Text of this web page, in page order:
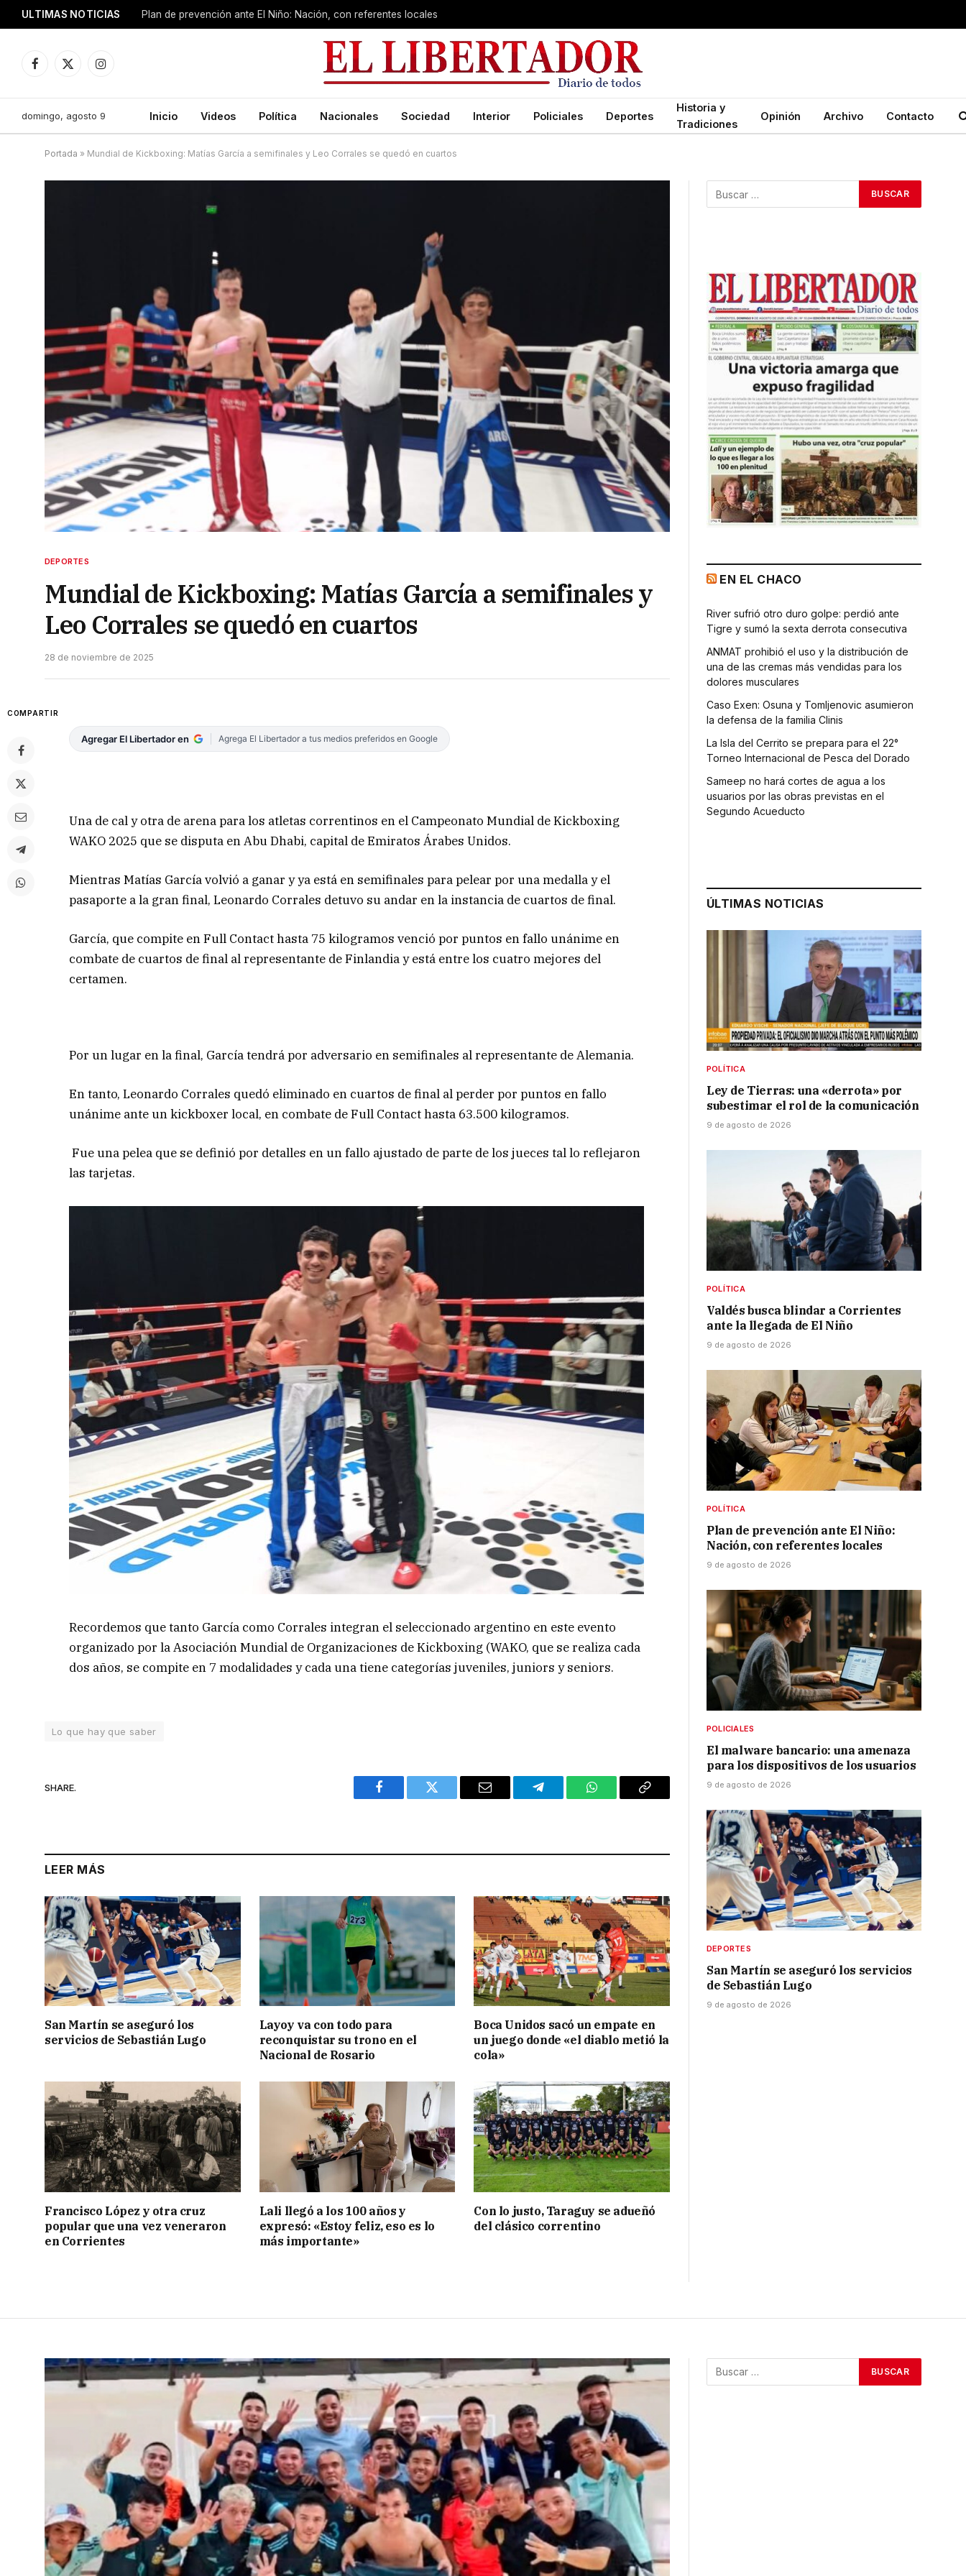
ULTIMAS NOTICIAS Plan de prevención ante El Niño: Nación, con referentes locales
Facebook
X
Instagram
domingo, agosto 9 Inicio Videos Política Nacionales Sociedad Interior Policiales Deportes
Historia y
Tradiciones
Opinión Archivo Contacto
Portada » Mundial de Kickboxing: Matías García a semifinales y Leo Corrales se quedó en cuartos
DEPORTES
Mundial de Kickboxing: Matías García a semifinales y
Leo Corrales se quedó en cuartos
28 de noviembre de 2025
COMPARTIR
Agregar El Libertador en Agrega El Libertador a tus medios preferidos en Google
Una de cal y otra de arena para los atletas correntinos en el Campeonato Mundial de Kickboxing
WAKO 2025 que se disputa en Abu Dhabi, capital de Emiratos Árabes Unidos.
Mientras Matías García volvió a ganar y ya está en semifinales para pelear por una medalla y el
pasaporte a la gran final, Leonardo Corrales detuvo su andar en la instancia de cuartos de final.
García, que compite en Full Contact hasta 75 kilogramos venció por puntos en fallo unánime en
combate de cuartos de final al representante de Finlandia y está entre los cuatro mejores del
certamen.
Por un lugar en la final, García tendrá por adversario en semifinales al representante de Alemania.
En tanto, Leonardo Corrales quedó eliminado en cuartos de final al perder por puntos en fallo
unánime ante un kickboxer local, en combate de Full Contact hasta 63.500 kilogramos.
Fue una pelea que se definió por detalles en un fallo ajustado de parte de los jueces tal lo reflejaron
las tarjetas.
Recordemos que tanto García como Corrales integran el seleccionado argentino en este evento
organizado por la Asociación Mundial de Organizaciones de Kickboxing (WAKO, que se realiza cada
dos años, se compite en 7 modalidades y cada una tiene categorías juveniles, juniors y seniors.
Lo que hay que saber
SHARE.
Facebook Twitter Email Telegram WhatsAppCopy
LEER MÁS
San Martín se aseguró los
servicios de Sebastián Lugo
Layoy va con todo para
reconquistar su trono en el
Nacional de Rosario
Boca Unidos sacó un empate en
un juego donde «el diablo metió la
cola»
Francisco López y otra cruz
popular que una vez veneraron
en Corrientes
Lali llegó a los 100 años y
expresó: «Estoy feliz, eso es lo
más importante»
Con lo justo, Taraguy se adueñó
del clásico correntino
EN EL CHACO
River sufrió otro duro golpe: perdió ante
Tigre y sumó la sexta derrota consecutiva
ANMAT prohibió el uso y la distribución de
una de las cremas más vendidas para los
dolores musculares
Caso Exen: Osuna y Tomljenovic asumieron
la defensa de la familia Clinis
La Isla del Cerrito se prepara para el 22°
Torneo Internacional de Pesca del Dorado
Sameep no hará cortes de agua a los
usuarios por las obras previstas en el
Segundo Acueducto
ÚLTIMAS NOTICIAS
POLÍTICA
Ley de Tierras: una «derrota» por
subestimar el rol de la comunicación
9 de agosto de 2026
POLÍTICA
Valdés busca blindar a Corrientes
ante la llegada de El Niño
9 de agosto de 2026
POLÍTICA
Plan de prevención ante El Niño:
Nación, con referentes locales
9 de agosto de 2026
POLICIALES
El malware bancario: una amenaza
para los dispositivos de los usuarios
9 de agosto de 2026
DEPORTES
San Martín se aseguró los servicios
de Sebastián Lugo
9 de agosto de 2026